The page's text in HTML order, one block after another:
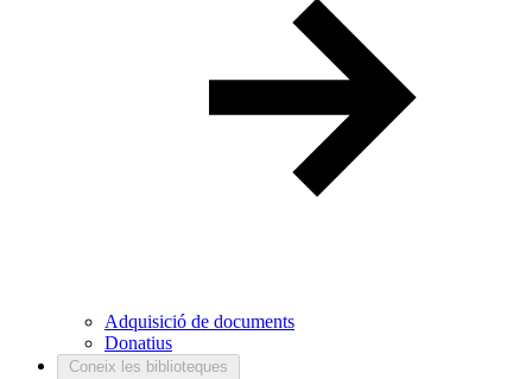
Adquisició de documents
Donatius
Coneix les biblioteques